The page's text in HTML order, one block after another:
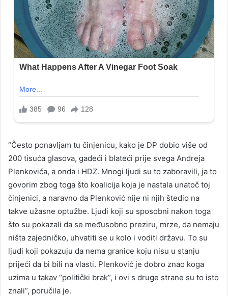
“Često ponavljam tu činjenicu, kako je DP dobio više od
200 tisuća glasova, gadeći i blateći prije svega Andreja
Plenkovića, a onda i HDZ. Mnogi ljudi su to zaboravili, ja to
govorim zbog toga što koalicija koja je nastala unatoč toj
činjenici, a naravno da Plenković nije ni njih štedio na
takve užasne optužbe. Ljudi koji su sposobni nakon toga
što su pokazali da se međusobno preziru, mrze, da nemaju
ništa zajedničko, uhvatiti se u kolo i voditi državu. To su
ljudi koji pokazuju da nema granice koju nisu u stanju
prijeći da bi bili na vlasti. Plenković je dobro znao koga
uzima u takav “politički brak”, i ovi s druge strane su to isto
znali”, poručila je.